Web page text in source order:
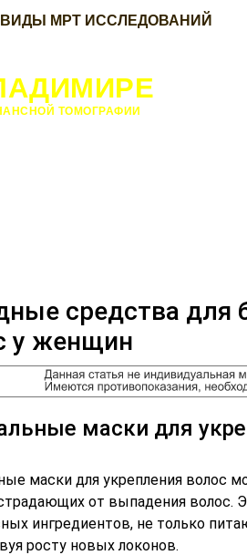
ВИДЫ МРТ ИССЛЕДОВАНИЙ
ТОМОГРАФИИ
средства для
у женщин
маски для
маски для укрепления волос
от выпадения волос.
ингредиентов, не только
росту новых локонов.